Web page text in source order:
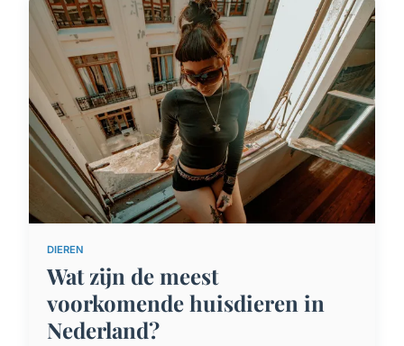
DIEREN
Wat zijn de meest
voorkomende huisdieren in
Nederland?